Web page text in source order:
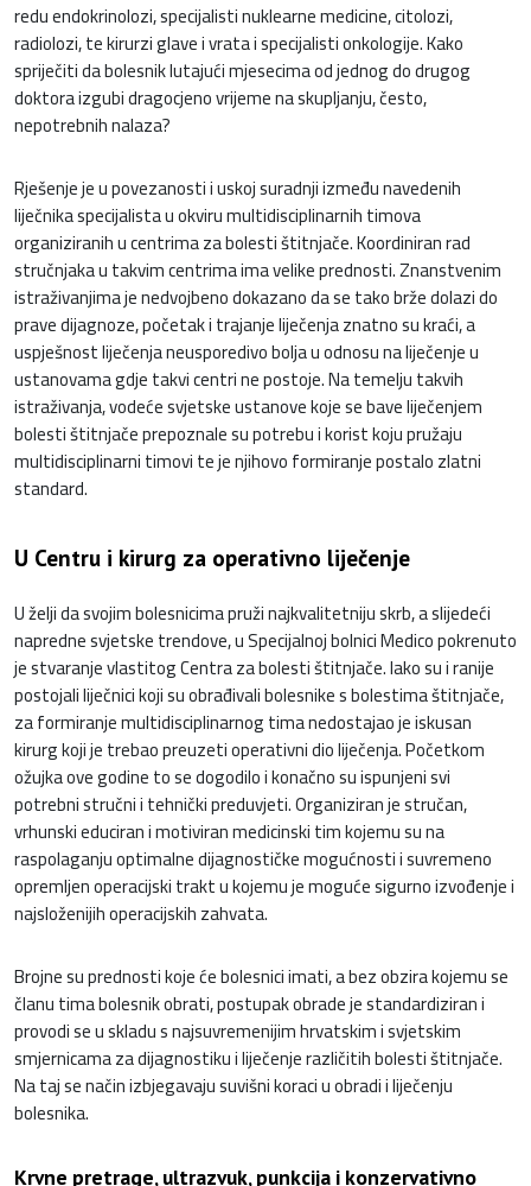
redu endokrinolozi, specijalisti nuklearne medicine, citolozi,
radiolozi, te kirurzi glave i vrata i specijalisti onkologije. Kako
spriječiti da bolesnik lutajući mjesecima od jednog do drugog
doktora izgubi dragocjeno vrijeme na skupljanju, često,
nepotrebnih nalaza?
Rješenje je u povezanosti i uskoj suradnji između navedenih
liječnika specijalista u okviru multidisciplinarnih timova
organiziranih u centrima za bolesti štitnjače. Koordiniran rad
stručnjaka u takvim centrima ima velike prednosti. Znanstvenim
istraživanjima je nedvojbeno dokazano da se tako brže dolazi do
prave dijagnoze, početak i trajanje liječenja znatno su kraći, a
uspješnost liječenja neusporedivo bolja u odnosu na liječenje u
ustanovama gdje takvi centri ne postoje. Na temelju takvih
istraživanja, vodeće svjetske ustanove koje se bave liječenjem
bolesti štitnjače prepoznale su potrebu i korist koju pružaju
multidisciplinarni timovi te je njihovo formiranje postalo zlatni
standard.
U Centru i kirurg za operativno liječenje
U želji da svojim bolesnicima pruži najkvalitetniju skrb, a slijedeći
napredne svjetske trendove, u Specijalnoj bolnici Medico pokrenuto
je stvaranje vlastitog Centra za bolesti štitnjače. Iako su i ranije
postojali liječnici koji su obrađivali bolesnike s bolestima štitnjače,
za formiranje multidisciplinarnog tima nedostajao je iskusan
kirurg koji je trebao preuzeti operativni dio liječenja. Početkom
ožujka ove godine to se dogodilo i konačno su ispunjeni svi
potrebni stručni i tehnički preduvjeti. Organiziran je stručan,
vrhunski educiran i motiviran medicinski tim kojemu su na
raspolaganju optimalne dijagnostičke mogućnosti i suvremeno
opremljen operacijski trakt u kojemu je moguće sigurno izvođenje i
najsloženijih operacijskih zahvata.
Brojne su prednosti koje će bolesnici imati, a bez obzira kojemu se
članu tima bolesnik obrati, postupak obrade je standardiziran i
provodi se u skladu s najsuvremenijim hrvatskim i svjetskim
smjernicama za dijagnostiku i liječenje različitih bolesti štitnjače.
Na taj se način izbjegavaju suvišni koraci u obradi i liječenju
bolesnika.
Krvne pretrage, ultrazvuk, punkcija i konzervativno